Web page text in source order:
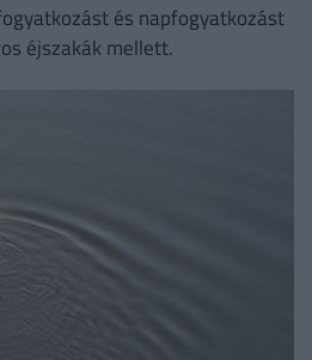
és napfogyatkozást
éjszakák mellett.